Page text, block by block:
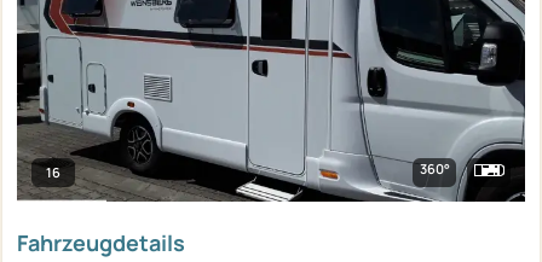
16 360°
Fahrzeugdetails